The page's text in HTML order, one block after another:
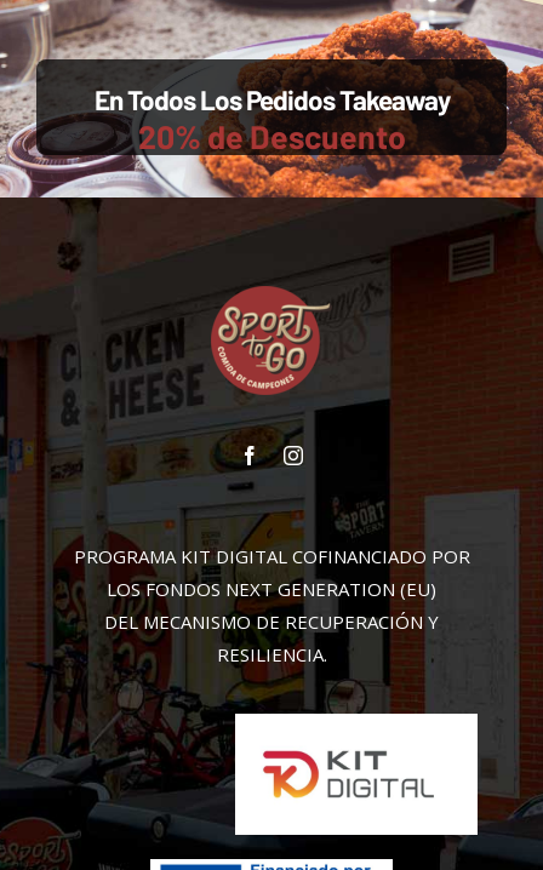
En Todos Los Pedidos Takeaway
20% de Descuento
PROGRAMA KIT DIGITAL COFINANCIADO POR
LOS FONDOS NEXT GENERATION (EU)
DEL MECANISMO DE RECUPERACIÓN Y
RESILIENCIA.